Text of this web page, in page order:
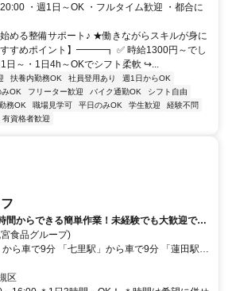
・週1日～OK ・フルタイム歓迎 ・都合に
める整備サポート♪ ★働きながらスキルが身に
めポイント】━━━┓ ✅ 時給1300円～でし
日～・1日4h～OKでシフト柔軟 ↪...
扶養内勤務OK 社員登用あり
週1日からOK
みOK フリーター歓迎 バイク通勤OK
シフト自由
務OK 職場見学可 平日のみOK 学生歓迎
経験不問
有資格者歓迎
間からできる簡単作業！未経験でも大歓迎で
場所に運ぶだけ♪機械を使うから力仕事なし◎
食品グループ)
駅」から車で14分 ☆車・バイク通勤OK！ ☆
区